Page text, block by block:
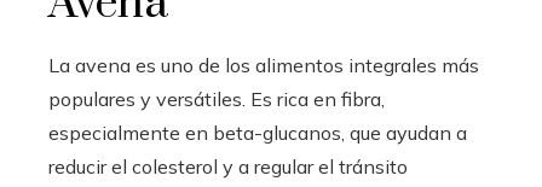
La avena es uno de los alimentos integrales más
populares y versátiles. Es rica en fibra,
especialmente en beta-glucanos, que ayudan a
reducir el colesterol y a regular el tránsito